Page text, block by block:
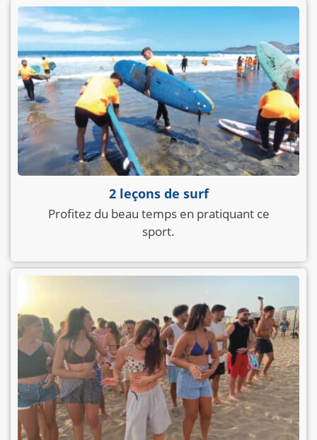
2 leçons de surf
Profitez du beau temps en pratiquant ce
sport.